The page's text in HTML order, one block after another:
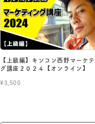
【上級編】キンコン西野マーケ
グ講座２０２４【オンライン】
¥3,500